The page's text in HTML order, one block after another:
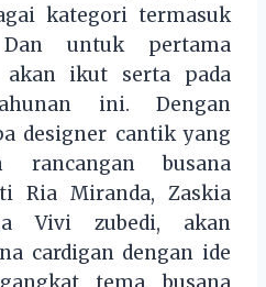
kategori termasuk
untuk pertama
akan ikut serta pada
ini. Dengan
designer cantik yang
rancangan busana
Ria Miranda, Zaskia
Vivi zubedi, akan
cardigan dengan ide